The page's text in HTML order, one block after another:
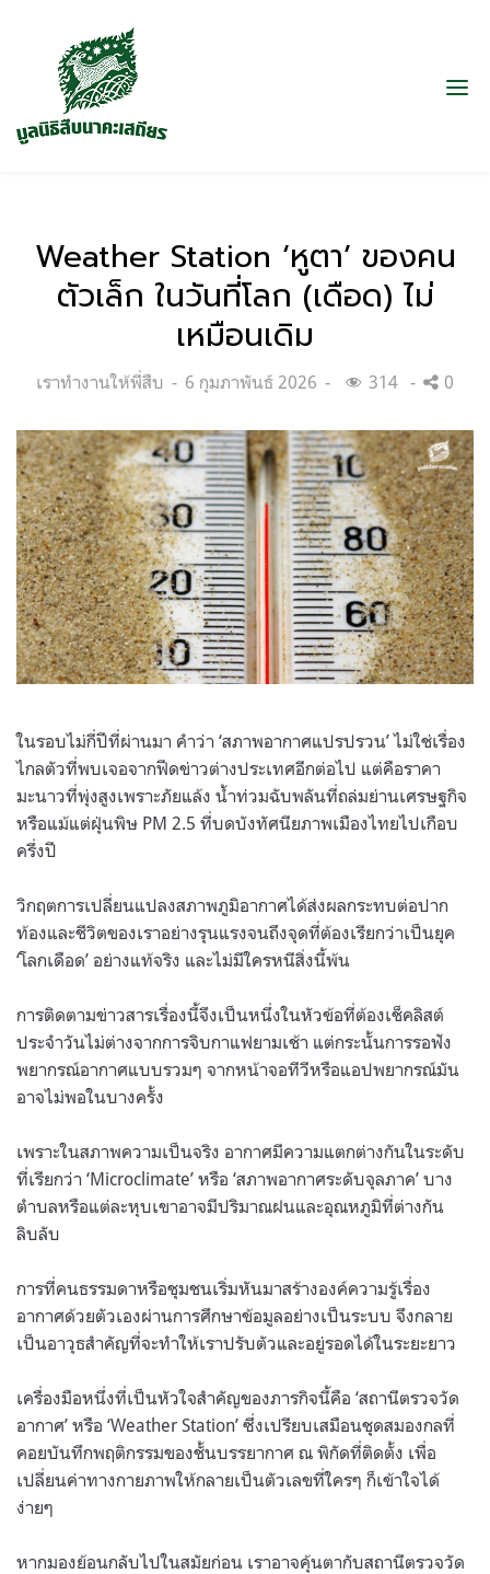
Weather Station ‘หูตา’ ของคน
ตัวเล็ก ในวันที่โลก (เดือด) ไม่
เหมือนเดิม
Categories:
เราทำงานให้พี่สืบ
Posted
6 กุมภาพันธ์ 2026 314 0
ในรอบไม่กี่ปีที่ผ่านมา คำว่า ‘สภาพอากาศแปรปรวน’ ไม่ใช่เรื่อง
ไกลตัวที่พบเจอจากฟีดข่าวต่างประเทศอีกต่อไป แต่คือราคา
มะนาวที่พุ่งสูงเพราะภัยแล้ง น้ำท่วมฉับพลันที่ถล่มย่านเศรษฐกิจ
หรือแม้แต่ฝุ่นพิษ PM 2.5 ที่บดบังทัศนียภาพเมืองไทยไปเกือบ
ครึ่งปี
วิกฤตการเปลี่ยนแปลงสภาพภูมิอากาศได้ส่งผลกระทบต่อปาก
ท้องและชีวิตของเราอย่างรุนแรงจนถึงจุดที่ต้องเรียกว่าเป็นยุค
‘โลกเดือด’ อย่างแท้จริง และไม่มีใครหนีสิ่งนี้พ้น
การติดตามข่าวสารเรื่องนี้จึงเป็นหนึ่งในหัวข้อที่ต้องเช็คลิสต์
ประจำวันไม่ต่างจากการจิบกาแฟยามเช้า แต่กระนั้นการรอฟัง
พยากรณ์อากาศแบบรวมๆ จากหน้าจอทีวีหรือแอปพยากรณ์มัน
อาจไม่พอในบางครั้ง
เพราะในสภาพความเป็นจริง อากาศมีความแตกต่างกันในระดับ
ที่เรียกว่า ‘Microclimate’ หรือ ‘สภาพอากาศระดับจุลภาค’ บาง
ตำบลหรือแต่ละหุบเขาอาจมีปริมาณฝนและอุณหภูมิที่ต่างกัน
ลิบลับ
การที่คนธรรมดาหรือชุมชนเริ่มหันมาสร้างองค์ความรู้เรื่อง
อากาศด้วยตัวเองผ่านการศึกษาข้อมูลอย่างเป็นระบบ จึงกลาย
เป็นอาวุธสำคัญที่จะทำให้เราปรับตัวและอยู่รอดได้ในระยะยาว
เครื่องมือหนึ่งที่เป็นหัวใจสำคัญของภารกิจนี้คือ ‘สถานีตรวจวัด
อากาศ’ หรือ ‘Weather Station’ ซึ่งเปรียบเสมือนชุดสมองกลที่
คอยบันทึกพฤติกรรมของชั้นบรรยากาศ ณ พิกัดที่ติดตั้ง เพื่อ
เปลี่ยนค่าทางกายภาพให้กลายเป็นตัวเลขที่ใครๆ ก็เข้าใจได้
ง่ายๆ
หากมองย้อนกลับไปในสมัยก่อน เราอาจคุ้นตากับสถานีตรวจวัด